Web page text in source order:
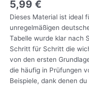
5,99 €
Dieses Material ist ideal
unregelmäßigen
Tabelle wurde klar nach
Schritt für Schritt die
von den ersten
die häufig in Prüfungen
Beispiele, dank denen